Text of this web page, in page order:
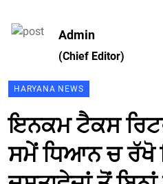
Admin
(Chief Editor)
HARYANA NEWS
ਇਨਕਮ ਟੈਕਸ
ਸਮੇਂ ਧਿਆਨ ਚ ਰੱਖੋ